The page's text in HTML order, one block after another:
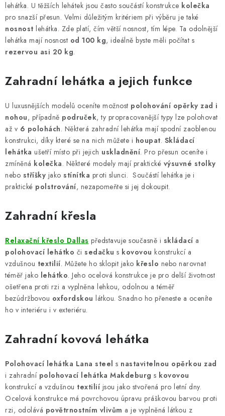
VÝPRODEJ
NOVINKY
Obchodní podmínky
Podmínky ochrany osobních údajů
Reklamace
Formulář odstoupení od smlouvy
Nákup na splátky ESSOX
lehátka. U těžších lehátek jsou často součástí konstrukce kolečka
pro snazší přesun. Velmi důležitým kritériem při výběru je také
nosnost lehátka. Zde platí, čím větší nosnost, tím lépe. Ta odolnější
lehátka mají nosnost od 100 kg, ideálně byste měli počítat s
rezervou asi 20 kg.
Zahradní lehátka a jejich funkce
U luxusnějších modelů oceníte možnost polohování opěrky zad i
nohou, případně područek, ty propracovanější typy lze polohovat
až v 6 polohách. Některá zahradní lehátka mají spodní zaoblenou
konstrukci, díky které se na nich můžete i houpat. Skládací
lehátka ušetří místo při jejich uskladnění. Pro přesun oceníte i
zmíněná kolečka. Některé modely mají praktické výsuvné stolky
nebo stříšky jako stínítka proti slunci. Součástí lehátka je i
praktické polstrování, nezapomeňte si jej dokoupit.
Zahradní křesla
Relaxační křeslo Dallas představuje současně i skládací a
polohovací lehátko či sedačku s kovovou konstrukcí a
vzdušnou textilií. Můžete ho sklopit jako křeslo nebo narovnat
téměř jako lehátko. Jeho ocelová konstrukce je pro delší životnost
ošetřena proti rzi a vyplněna lehkou, odolnou a téměř
bezúdržbovou oxfordskou látkou. Snadno ho přeneste a oceníte
ho v interiéru i v exteriéru.
Zahradní kovová lehátka
Polohovací lehátka Lana steel s nastavitelnou opěrkou zad
i zahradnípolohovací lehátka Makdeburg s kovovou
konstrukcí a vzdušnou textilií jsou jako stvořená pro letní dny.
Ocelová konstrukce má povrchovou úpravu práškovou barvou proti
rzi, odolává povětrnostním vlivům a je vyplněná látkou z